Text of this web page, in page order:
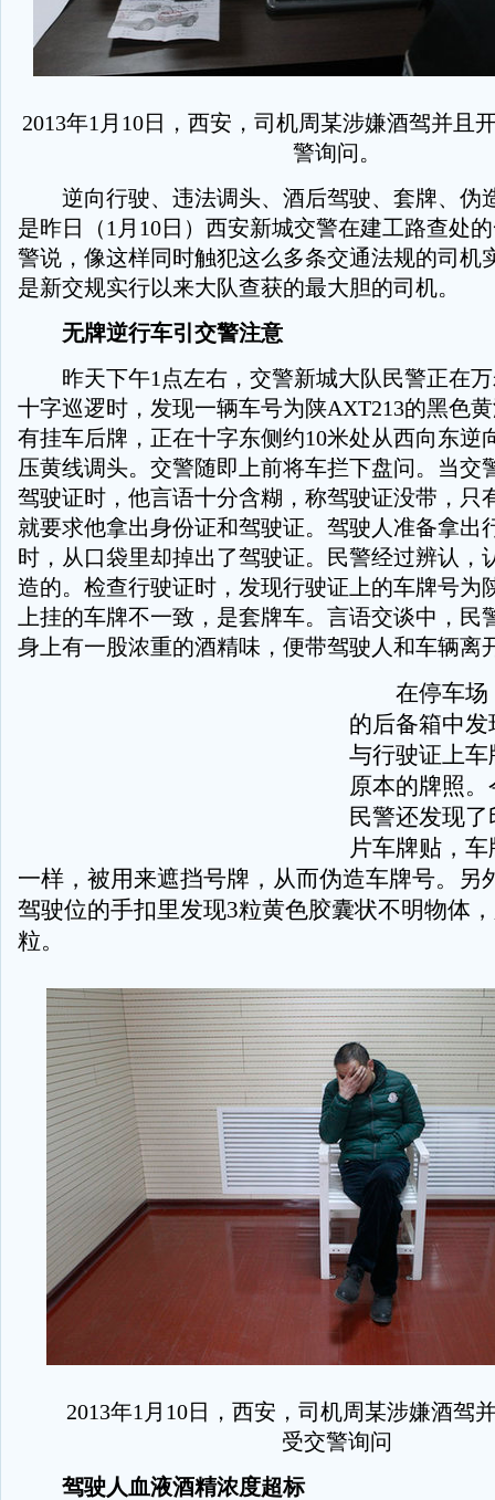
2013年1月10日，西安，司机周某涉嫌酒驾并且
警询问。
逆向行驶、违法调头、酒后驾驶、套牌、伪
是昨日（1月10日）西安新城交警在建工路查处
警说，像这样同时触犯这么多条交通法规的司机
是新交规实行以来大队查获的最大胆的司机。
无牌逆行车引交警注意
昨天下午1点左右，交警新城大队民警正在万
十字巡逻时，发现一辆车号为陕AXT213的黑色
有挂车后牌，正在十字东侧约10米处从西向东逆
压黄线调头。交警随即上前将车拦下盘问。当交
驾驶证时，他言语十分含糊，称驾驶证没带，只
就要求他拿出身份证和驾驶证。驾驶人准备拿出
时，从口袋里却掉出了驾驶证。民警经过辨认，
造的。检查行驶证时，发现行驶证上的车牌号为
上挂的车牌不一致，是套牌车。言语交谈中，民
身上有一股浓重的酒精味，便带驾驶人和车辆离
在停车场
的后备箱中
与行驶证上
原本的牌照
民警还发现
片车牌贴，
一样，被用来遮挡号牌，从而伪造车牌号。另
驾驶位的手扣里发现3粒黄色胶囊状不明物体
粒。
2013年1月10日，西安，司机周某涉嫌酒驾
受交警询问
驾驶人血液酒精浓度超标